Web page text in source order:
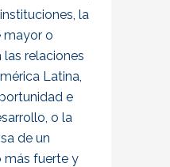
la
mayor o
las relaciones
Latina,
e
o la
de un
más fuerte y